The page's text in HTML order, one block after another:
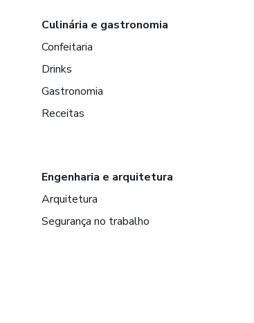
Culinária e gastronomia
Confeitaria
Drinks
Gastronomia
Receitas
Engenharia e arquitetura
Arquitetura
Segurança no trabalho